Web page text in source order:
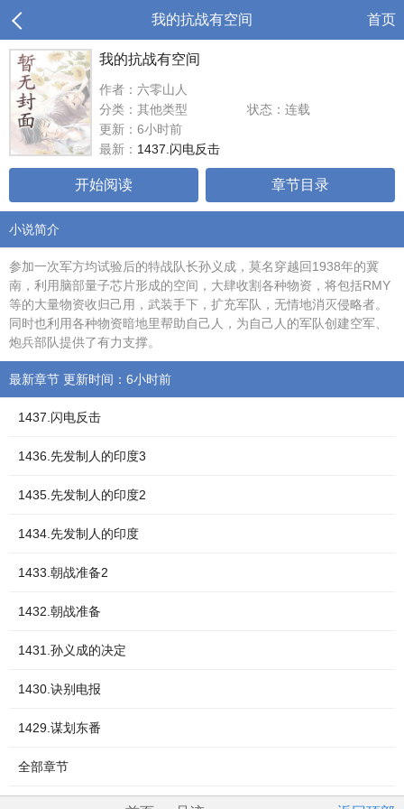
我的抗战有空间 首页
我的抗战有空间
作者：六零山人
分类：其他类型
状态：连载
更新：6小时前
最新： 1437.闪电反击
开始阅读 章节目录
小说简介
参加一次军方均试验后的特战队长孙义成，莫名穿越回1938年的冀
南，利用脑部量子芯片形成的空间，大肆收割各种物资，将包括RMY
等的大量物资收归己用，武装手下，扩充军队，无情地消灭侵略者。
同时也利用各种物资暗地里帮助自己人，为自己人的军队创建空军、
炮兵部队提供了有力支撑。
最新章节 更新时间：6小时前
1437.闪电反击
1436.先发制人的印度3
1435.先发制人的印度2
1434.先发制人的印度
1433.朝战准备2
1432.朝战准备
1431.孙义成的决定
1430.诀别电报
1429.谋划东番
全部章节